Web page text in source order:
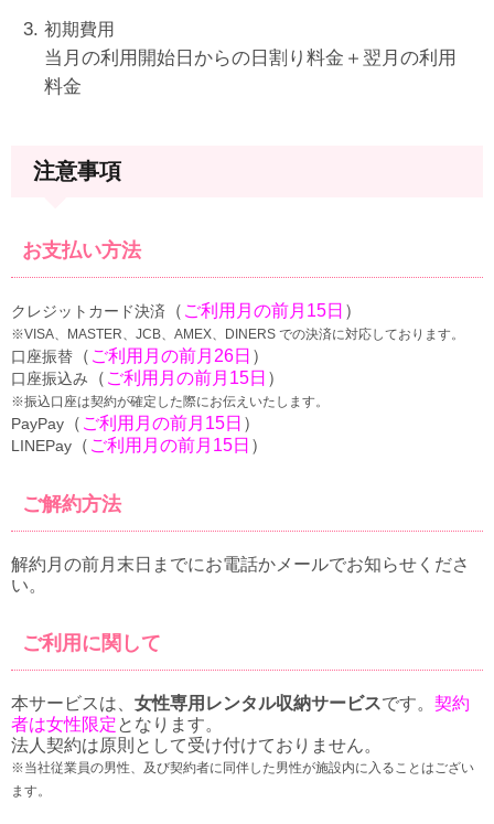
初期費用
当月の利用開始日からの日割り料金＋翌月の利用
料金
注意事項
お支払い方法
クレジットカード決済 （ ご利用月の前月15日 ）
※VISA、MASTER、JCB、AMEX、DINERS での決済に対応しております。
口座振替 （ ご利用月の前月26日 ）
口座振込み （ ご利用月の前月15日 ）
※振込口座は契約が確定した際にお伝えいたします。
PayPay （ ご利用月の前月15日 ）
LINEPay （ ご利用月の前月15日 ）
ご解約方法
解約月の前月末日までにお電話かメールでお知らせくださ
い。
ご利用に関して
本サービスは、 女性専用レンタル収納サービスです。 契約
者は女性限定となります。
法人契約は原則として受け付けておりません。
※当社従業員の男性、及び契約者に同伴した男性が施設内に入ることはござい
ます。